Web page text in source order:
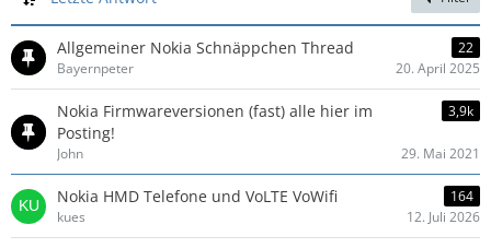
Allgemeiner Nokia Schnäppchen Thread
22
Bayernpeter
20. April 2025
Nokia Firmwareversionen (fast) alle hier im
Posting!
3,9k
John 29. Mai 2021
Nokia HMD Telefone und VoLTE VoWifi
164
kues
12. Juli 2026